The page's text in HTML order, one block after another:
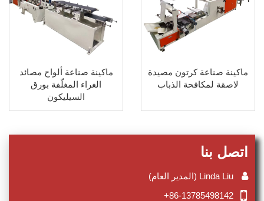
ماكينة صناعة كرتون مصيدة
لاصقة لمكافحة الذباب
ماكينة صناعة ألواح مصائد
الغراء المغلّفة بورق
السيليكون
اتصل بنا
Linda Liu (المدير العام)
+86-13785498142